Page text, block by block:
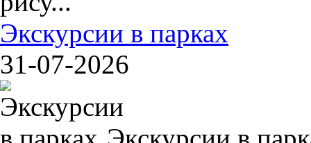
Экскурсии в парках
31-07-2026